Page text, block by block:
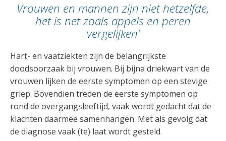
Vrouwen en mannen zijn niet hetzelfde,
het is net zoals appels en peren
vergelijken’
Hart- en vaatziekten zijn de belangrijkste
doodsoorzaak bij vrouwen. Bij bijna driekwart van de
vrouwen lijken de eerste symptomen op een stevige
griep. Bovendien treden de eerste symptomen op
rond de overgangsleeftijd, vaak wordt gedacht dat de
klachten daarmee samenhangen. Met als gevolg dat
de diagnose vaak (te) laat wordt gesteld.